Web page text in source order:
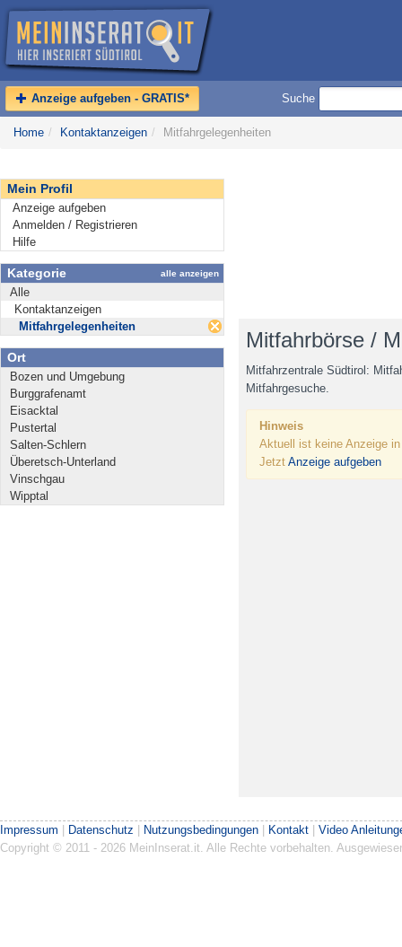
Anzeige aufgeben - GRATIS* Suche
Home / Kontaktanzeigen / Mitfahrgelegenheiten
Mein Profil
Anzeige aufgeben
Anmelden / Registrieren
Hilfe
Kategorie alle anzeigen
Alle
Kontaktanzeigen
Mitfahrgelegenheiten
Ort
Bozen und Umgebung
Burggrafenamt
Eisacktal
Pustertal
Salten-Schlern
Überetsch-Unterland
Vinschgau
Wipptal
Mitfahrbörse /
Mitfahrzentrale Südtirol:
Mitfahrgesuche.
Hinweis
Aktuell ist keine Anzeige
Jetzt Anzeige aufgeben
Impressum Datenschutz Nutzungsbedingungen Kontakt
Video
Copyright © 2011 - 2026 MeinInserat.it. Alle Rechte vorbehalten.